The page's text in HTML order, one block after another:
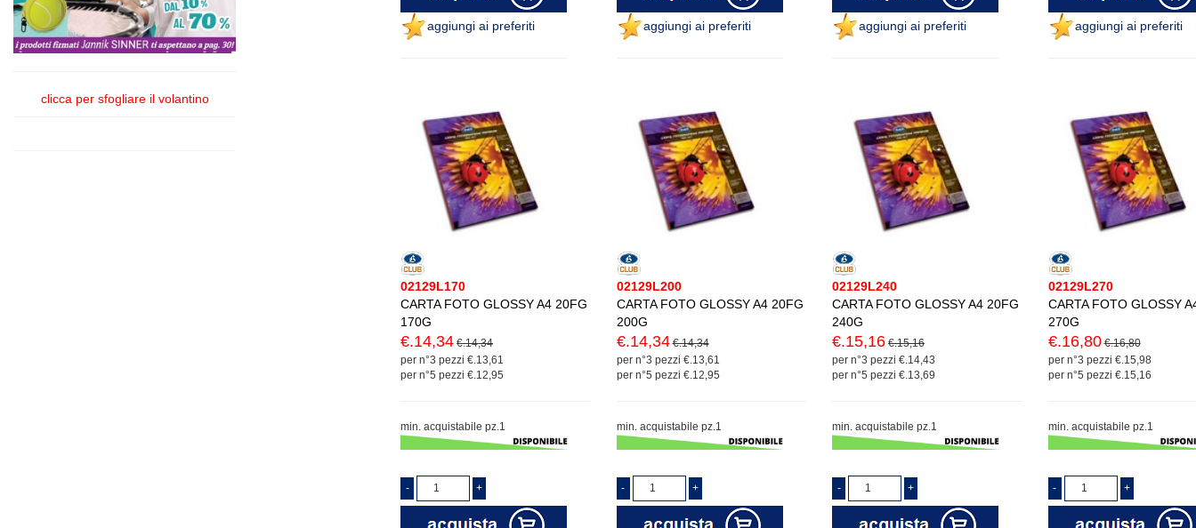
clicca per sfogliare il volantino
aggiungi ai preferiti aggiungi ai preferiti aggiungi ai preferiti aggiungi ai preferiti
02129L170
CARTA FOTO GLOSSY A4 20FG
170G
€.14,34 €.14,34
per n°3 pezzi €.13,61
per n°5 pezzi €.12,95
min. acquistabile pz.1
02129L200
CARTA FOTO GLOSSY A4 20FG
200G
€.14,34 €.14,34
per n°3 pezzi €.13,61
per n°5 pezzi €.12,95
min. acquistabile pz.1
02129L240
CARTA FOTO GLOSSY A4 20FG
240G
€.15,16 €.15,16
per n°3 pezzi €.14,43
per n°5 pezzi €.13,69
min. acquistabile pz.1
02129L270
CARTA FOTO GLOSSY
270G
€.16,80 €.16,80
per n°3 pezzi €.15,98
per n°5 pezzi €.15,16
min. acquistabile pz.1